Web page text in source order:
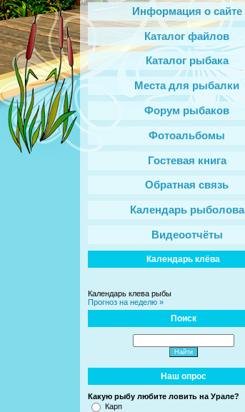
Информация о сайте
Каталог файлов
Каталог рыбака
Места для рыбалки
Форум рыбаков
Фотоальбомы
Гостевая книга
Обратная связь
Календарь рыболова
Видеоотчёты
Календарь клёва
Календарь клева рыбы
Прогноз на неделю »
Поиск
Наш опрос
Какую рыбу любите ловить на Урале?
Карп